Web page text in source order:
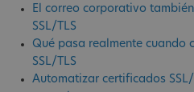
El correo corporativo
SSL/TLS
Qué pasa realmente cuando
SSL/TLS
Automatizar certificados